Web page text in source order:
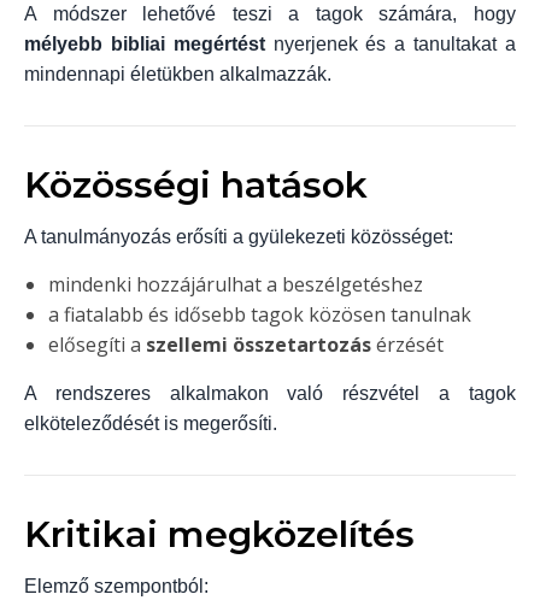
A módszer lehetővé teszi a tagok számára, hogy
mélyebb bibliai megértéstnyerjenek és a tanultakat a
mindennapi életükben alkalmazzák.
Közösségi hatások
A tanulmányozás erősíti a gyülekezeti közösséget:
mindenki hozzájárulhat a beszélgetéshez
a fiatalabb és idősebb tagok közösen tanulnak
elősegíti a szellemi összetartozásérzését
A rendszeres alkalmakon való részvétel a tagok
elköteleződését is megerősíti.
Kritikai megközelítés
Elemző szempontból: